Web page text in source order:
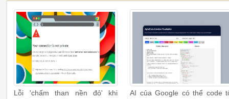
Lỗi 'chấm than nền đỏ' khi
AI của Google có thể code